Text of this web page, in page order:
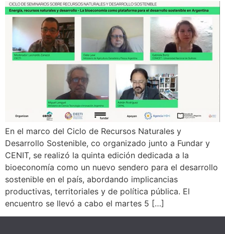
En el marco del Ciclo de Recursos Naturales y
Desarrollo Sostenible, co organizado junto a Fundar y
CENIT, se realizó la quinta edición dedicada a la
bioeconomía como un nuevo sendero para el desarrollo
sostenible en el país, abordando implicancias
productivas, territoriales y de política pública. El
encuentro se llevó a cabo el martes 5 […]